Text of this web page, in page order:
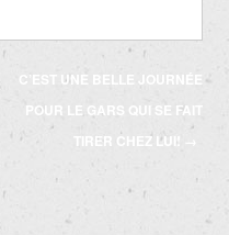
C’EST UNE BELLE JOURNÉE
POUR LE GARS QUI SE FAIT
TIRER CHEZ LUI! →